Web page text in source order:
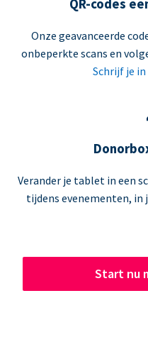
QR-codes
Onze geavanceerde
onbeperkte scans en
Schrijf je
Verander je tablet in een
tijdens evenementen, in
Start nu